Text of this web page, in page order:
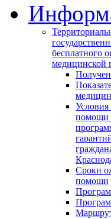
бесплатного
медицинской
Условия
помощи
Сроки
помощи